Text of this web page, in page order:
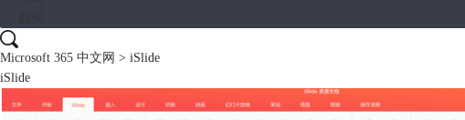
Microsoft 365 中文网 > iSlide
iSlide